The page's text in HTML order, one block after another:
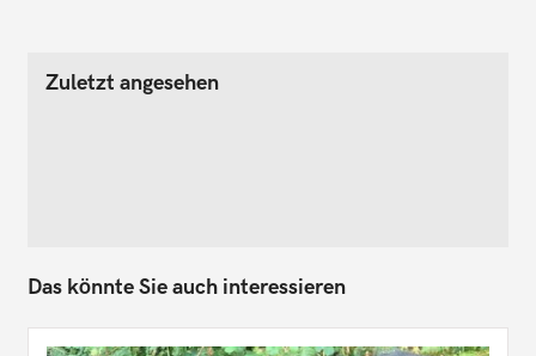
Zuletzt angesehen
Das könnte Sie auch interessieren